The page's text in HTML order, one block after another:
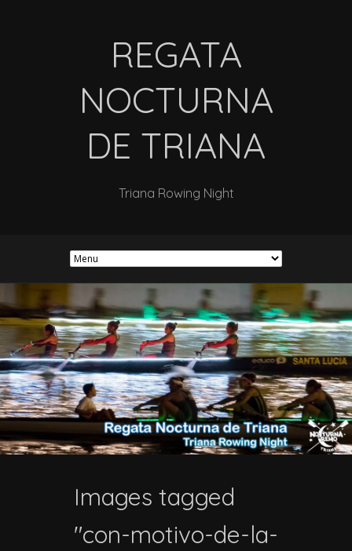
REGATA
NOCTURNA
DE TRIANA
Triana Rowing Night
Images tagged
"con-motivo-de-la-